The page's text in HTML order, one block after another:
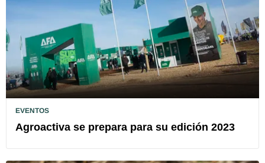
EVENTOS
Agroactiva se prepara para su edición 2023